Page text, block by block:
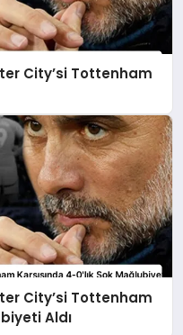
City’si Tottenham
City’si Tottenham
Aldı